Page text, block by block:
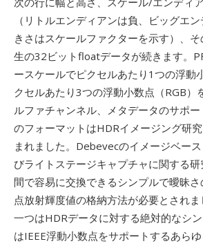
（リトルエンディアンは負、ビッグエ
きさはスケールファクターを示す）、
生の32ビットfloatデータが続きます。
ースケールでピクセルあたり1つの浮動
クセルあたり3つの浮動小数点（RGB）
ルファチャンネル、メタデータのサポ
のフォーマットはHDRイメージング研
まれました。Debevecのイメージベー
びライトステージキャプチャに関する
間で容易に交換できるシンプルで曖昧
点放射輝度値の格納方法が必要とされ
一つはHDRデータに対する絶対的なシ
はIEEE浮動小数点をサポートするあら